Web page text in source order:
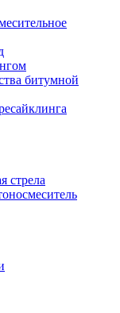
битумной
стрела